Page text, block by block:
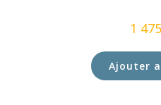
1
Ajouter